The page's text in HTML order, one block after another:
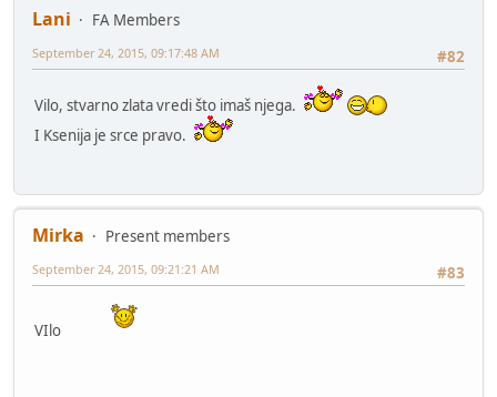
Lani
FA Members
#82
September 24, 2015, 09:17:48 AM
Vilo, stvarno zlata vredi što imaš njega.
I Ksenija je srce pravo.
Mirka
Present members
#83
September 24, 2015, 09:21:21 AM
VIlo